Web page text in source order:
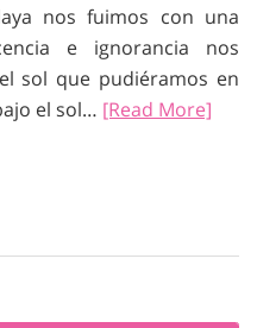
nos fuimos con una
e ignorancia nos
sol que pudiéramos en
el sol… [Read More]